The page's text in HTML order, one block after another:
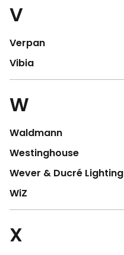
V
Verpan
Vibia
W
Waldmann
Westinghouse
Wever & Ducré Lighting
WiZ
X